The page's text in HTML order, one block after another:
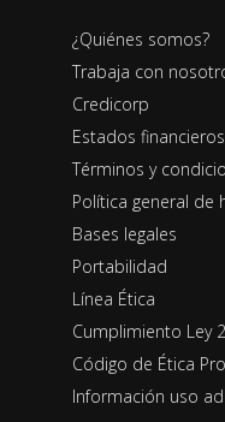
¿Quiénes somos?
Trabaja con
Credicorp
Estados financieros
Términos y
Política general de
Bases legales
Portabilidad
Línea Ética
Cumplimiento Ley
Código de Ética
Información uso